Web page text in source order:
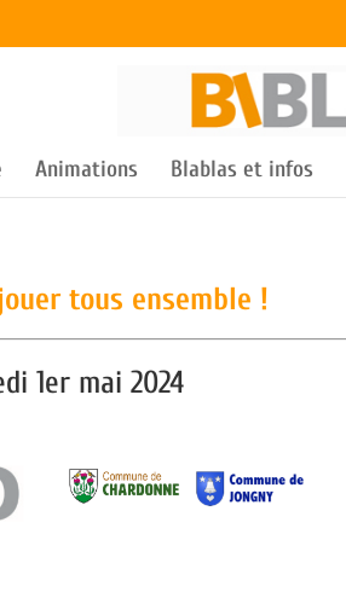
Animations Blablas et infos
tous ensemble !
1er mai 2024